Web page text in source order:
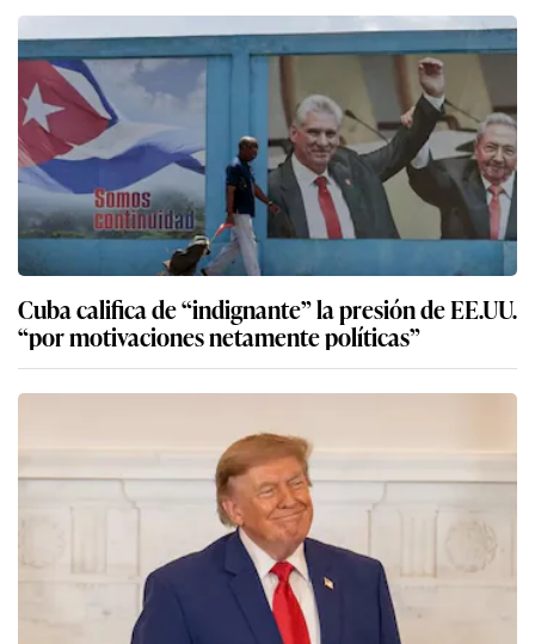
Cuba califica de “indignante” la presión de EE.UU.
“por motivaciones netamente políticas”